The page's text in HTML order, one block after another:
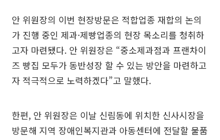
안 위원장의 이번 현장방문은 적합업종 재합의 논의
가 진행 중인 제과·제빵업종의 현장 목소리를 청취하
고자 마련됐다. 안 위원장은 “중소제과점과 프랜차이
즈 빵집 모두가 동반성장 할 수 있는 방안을 마련하고
자 적극적으로 노력하겠다”고 말했다.
한편, 안 위원장은 이날 신림동에 위치한 신사시장을
방문해 지역 장애인복지관과 아동센터에 전달할 물품